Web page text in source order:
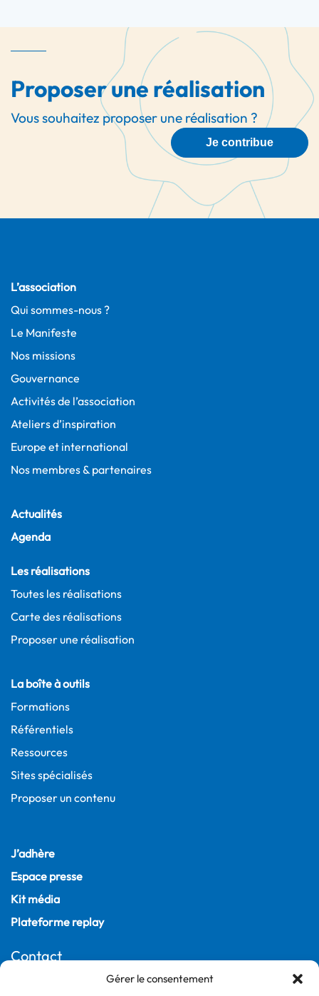
Gérer le consentement
Proposer une réalisation
Vous souhaitez proposer une réalisation ?
Je contribue
L’association
Qui sommes-nous ?
Le Manifeste
Nos missions
Gouvernance
Activités de l’association
Ateliers d’inspiration
Europe et international
Nos membres & partenaires
Actualités
Agenda
Les réalisations
Toutes les réalisations
Carte des réalisations
Proposer une réalisation
La boîte à outils
Formations
Référentiels
Ressources
Sites spécialisés
Proposer un contenu
J’adhère
Espace presse
Kit média
Plateforme replay
Contact